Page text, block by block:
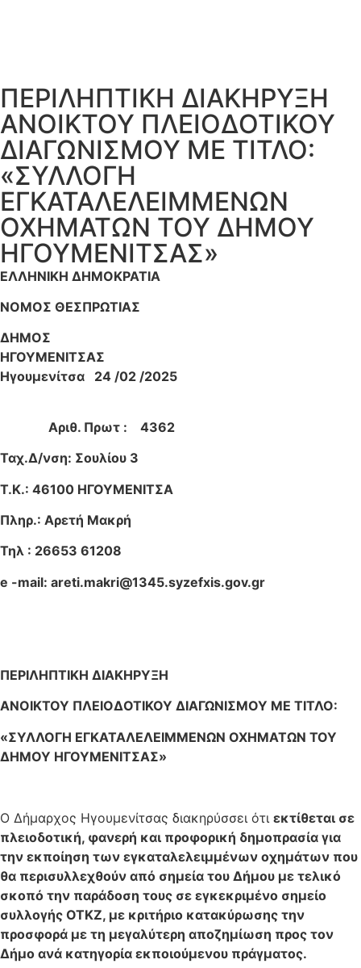
ΠΕΡΙΛΗΠΤΙΚΗ ΔΙΑΚΗΡΥΞΗ
ΑΝΟΙΚΤΟΥ ΠΛΕΙΟΔΟΤΙΚΟΥ
ΔΙΑΓΩΝΙΣΜΟΥ ΜΕ ΤΙΤΛΟ:
«ΣΥΛΛΟΓΗ
ΕΓΚΑΤΑΛΕΛΕΙΜΜΕΝΩΝ
ΟΧΗΜΑΤΩΝ ΤΟΥ ΔΗΜΟΥ
ΗΓΟΥΜΕΝΙΤΣΑΣ»
ΕΛΛΗΝΙΚΗ ΔΗΜΟΚΡΑΤΙΑ
ΝΟΜΟΣ ΘΕΣΠΡΩΤΙΑΣ
ΔΗΜΟΣ
ΗΓΟΥΜΕΝΙΤΣΑΣ
Ηγουμενίτσα 24 /02 /2025
Αριθ. Πρωτ : 4362
Ταχ.Δ/νση: Σουλίου 3
Τ.Κ.: 46100 ΗΓΟΥΜΕΝΙΤΣΑ
Πληρ.: Αρετή Μακρή
Τηλ : 26653 61208
e -mail: areti.makri@1345.syzefxis.gov.gr
ΠΕΡΙΛΗΠΤΙΚΗ ΔΙΑΚΗΡΥΞΗ
ΑΝΟΙΚΤΟΥ ΠΛΕΙΟΔΟΤΙΚΟΥ ΔΙΑΓΩΝΙΣΜΟΥ ΜΕ ΤΙΤΛΟ:
«ΣΥΛΛΟΓΗ ΕΓΚΑΤΑΛΕΛΕΙΜΜΕΝΩΝ ΟΧΗΜΑΤΩΝ ΤΟΥ
ΔΗΜΟΥ ΗΓΟΥΜΕΝΙΤΣΑΣ»
Ο Δήμαρχος Ηγουμενίτσας διακηρύσσει ότι εκτίθεται σε
πλειοδοτική, φανερή και προφορική δημοπρασία για
την εκποίηση των εγκαταλελειμμένων οχημάτων που
θα περισυλλεχθούν από σημεία του Δήμου με τελικό
σκοπό την παράδοση τους σε εγκεκριμένο σημείο
συλλογής ΟΤΚΖ, με κριτήριο κατακύρωσης την
προσφορά με τη μεγαλύτερη αποζημίωση προς τον
Δήμο ανά κατηγορία εκποιούμενου πράγματος.